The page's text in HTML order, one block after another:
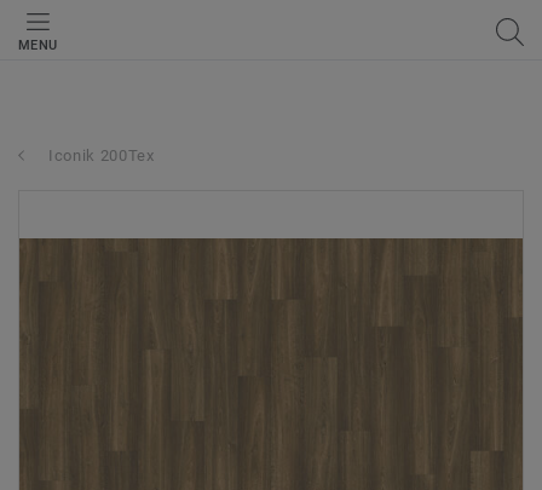
MENU
Iconik 200Tex